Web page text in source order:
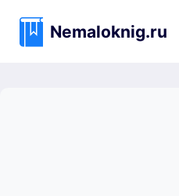
содержимому
Nemaloknig.ru